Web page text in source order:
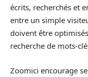
écrits, recherchés et
entre un simple
doivent être
recherche de mots-
Zoomici encourage